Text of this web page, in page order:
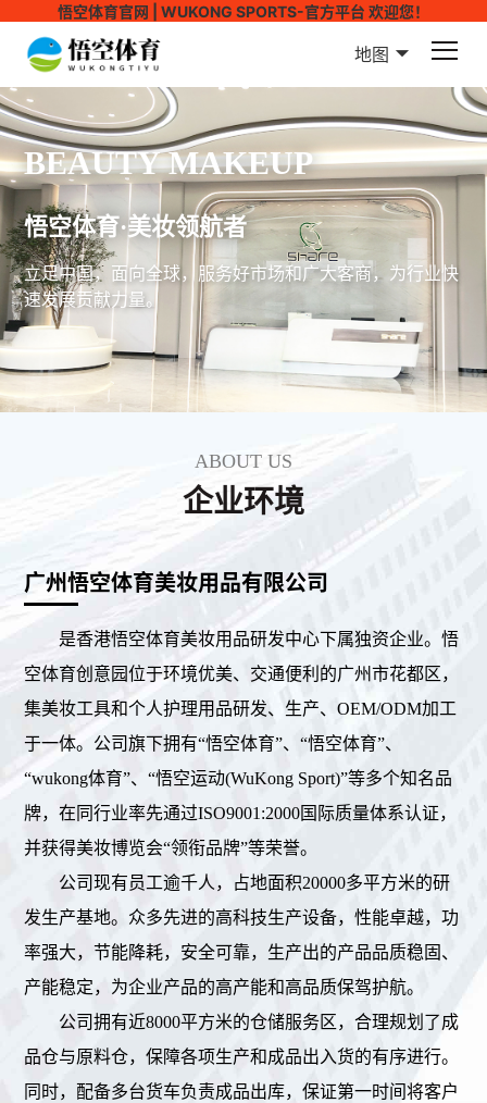
悟空体育官网 | WUKONG SPORTS-官方平台 欢迎您！
地图
BEAUTY MAKEUP
悟空体育·美妆领航者
立足中国，面向全球，服务好市场和广大客商，为行业快
速发展贡献力量。
ABOUT US
企业环境
广州悟空体育美妆用品有限公司
是香港悟空体育美妆用品研发中心下属独资企业。悟
空体育创意园位于环境优美、交通便利的广州市花都区，
集美妆工具和个人护理用品研发、生产、OEM/ODM加工
于一体。公司旗下拥有“悟空体育”、“悟空体育”、
“wukong体育”、“悟空运动(WuKong Sport)”等多个知名品
牌，在同行业率先通过ISO9001:2000国际质量体系认证，
并获得美妆博览会“领衔品牌”等荣誉。
公司现有员工逾千人，占地面积20000多平方米的研
发生产基地。众多先进的高科技生产设备，性能卓越，功
率强大，节能降耗，安全可靠，生产出的产品品质稳固、
产能稳定，为企业产品的高产能和高品质保驾护航。
公司拥有近8000平方米的仓储服务区，合理规划了成
品仓与原料仓，保障各项生产和成品出入货的有序进行。
同时，配备多台货车负责成品出库，保证第一时间将客户